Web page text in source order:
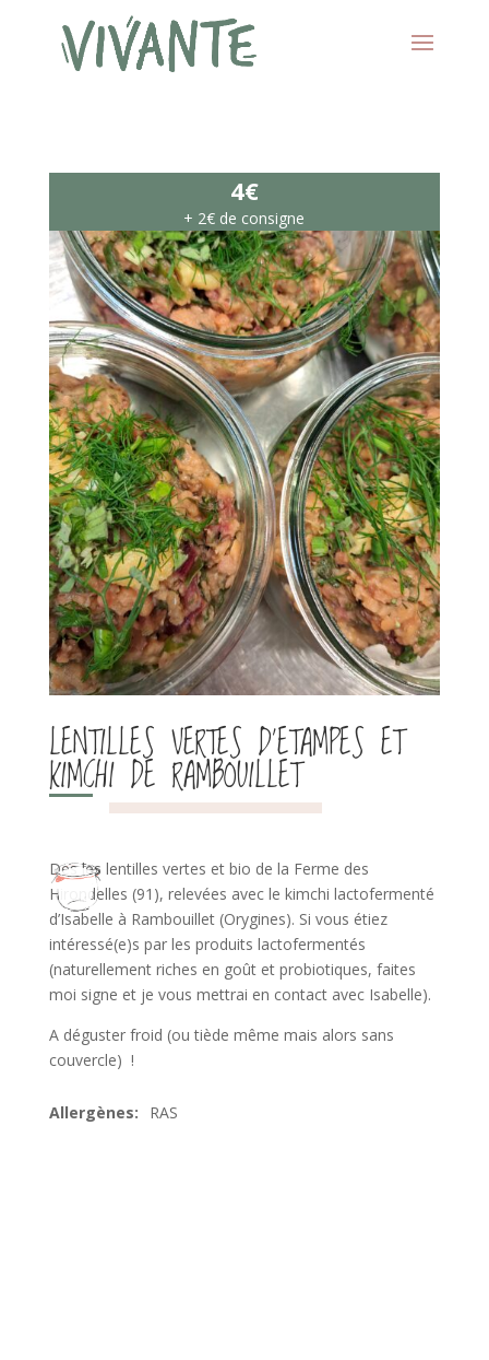
+ 2€ de consigne
4€
LENTILLES VERTES D’ETAMPES ET
KIMCHI DE RAMBOUILLET
Des les lentilles vertes et bio de la Ferme des
Hirondelles (91), relevées avec le kimchi lactofermenté
d’Isabelle à Rambouillet (Orygines). Si vous étiez
intéressé(e)s par les produits lactofermentés
(naturellement riches en goût et probiotiques, faites
moi signe et je vous mettrai en contact avec Isabelle).
A déguster froid (ou tiède même mais alors sans
couvercle) !
RAS